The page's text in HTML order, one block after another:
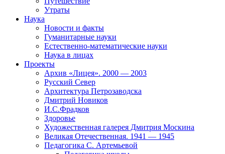
Утраты
Наука
Новости и факты
Гуманитарные науки
Естественно-математические науки
Наука в лицах
Проекты
Архив «Лицея». 2000 — 2003
Русский Север
Архитектура Петрозаводска
Дмитрий Новиков
И.С.Фрадков
Здоровье
Художественная галерея Дмитрия Москина
Великая Отечественная. 1941 — 1945
Педагогика С. Артемьевой